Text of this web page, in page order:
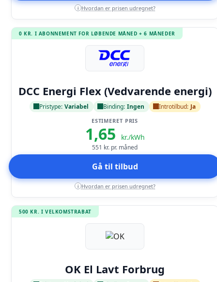
i Hvordan er prisen udregnet?
0 KR. I ABONNEMENT FOR LØBENDE MÅNED + 6 MÅNEDER
DCC Energi Flex (Vedvarende energi)
Pristype: Variabel Binding: Ingen Introtilbud: Ja
ESTIMERET PRIS
1,65 kr./kWh
551 kr. pr. måned
Gå til tilbud
i Hvordan er prisen udregnet?
500 KR. I VELKOMSTRABAT
OK El Lavt Forbrug